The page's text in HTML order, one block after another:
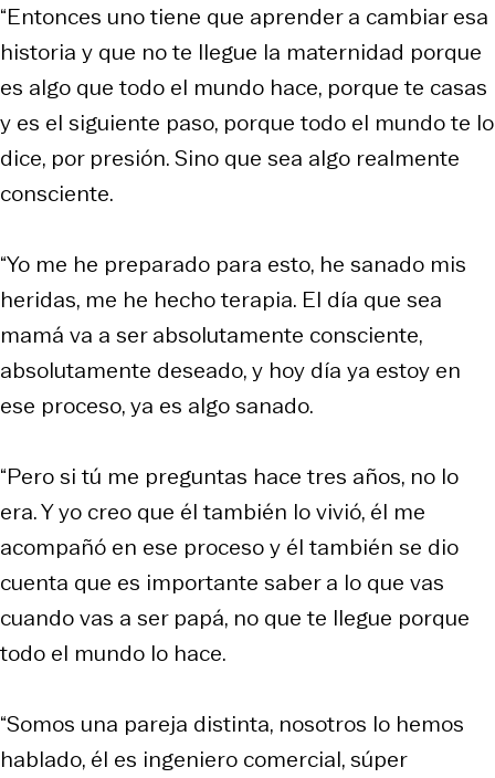
“Entonces uno tiene que aprender a cambiar esa
historia y que no te llegue la maternidad porque
es algo que todo el mundo hace, porque te casas
y es el siguiente paso, porque todo el mundo te lo
dice, por presión. Sino que sea algo realmente
consciente.
“Yo me he preparado para esto, he sanado mis
heridas, me he hecho terapia. El día que sea
mamá va a ser absolutamente consciente,
absolutamente deseado, y hoy día ya estoy en
ese proceso, ya es algo sanado.
“Pero si tú me preguntas hace tres años, no lo
era. Y yo creo que él también lo vivió, él me
acompañó en ese proceso y él también se dio
cuenta que es importante saber a lo que vas
cuando vas a ser papá, no que te llegue porque
todo el mundo lo hace.
“Somos una pareja distinta, nosotros lo hemos
hablado, él es ingeniero comercial, súper